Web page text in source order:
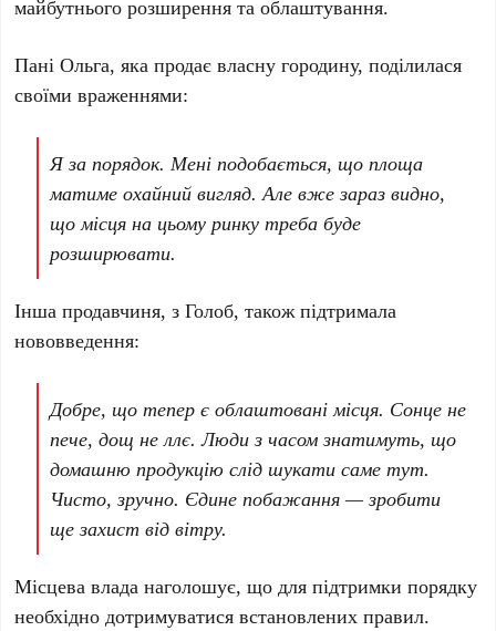
майбутнього розширення та облаштування.
Пані Ольга, яка продає власну городину, поділилася
своїми враженнями:
Я за порядок. Мені подобається, що площа
матиме охайний вигляд. Але вже зараз видно,
що місця на цьому ринку треба буде
розширювати.
Інша продавчиня, з Голоб, також підтримала
нововведення:
Добре, що тепер є облаштовані місця. Сонце не
пече, дощ не ллє. Люди з часом знатимуть, що
домашню продукцію слід шукати саме тут.
Чисто, зручно. Єдине побажання — зробити
ще захист від вітру.
Місцева влада наголошує, що для підтримки порядку
необхідно дотримуватися встановлених правил.